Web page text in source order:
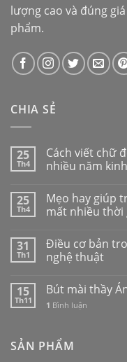
lượng cao và đúng
phẩm.
CHIA SẺ
25
Th4
Cách viết chữ
nhiều năm
25
Th4
Mẹo hay giúp
mất nhiều thời
31
Th1
Điều cơ bản
nghệ thuật
15
Th11
Bút mài thầy
1 Bình luận
SẢN PHẨM